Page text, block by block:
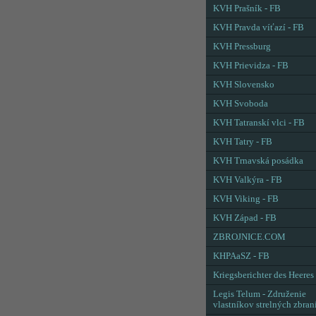
KVH Prašník - FB
KVH Pravda víťazí - FB
KVH Pressburg
KVH Prievidza - FB
KVH Slovensko
KVH Svoboda
KVH Tatranskí vlci - FB
KVH Tatry - FB
KVH Trnavská posádka
KVH Valkýra - FB
KVH Viking - FB
KVH Západ - FB
ZBROJNICE.COM
KHPAaSZ - FB
Kriegsberichter des Heeres
Legis Telum - Združenie
vlastníkov strelných